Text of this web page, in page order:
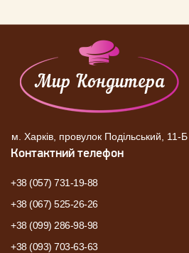
м. Харків, провулок Подільський, 11-Б
Контактний телефон
+38 (057) 731-19-88
+38 (067) 525-26-26
+38 (099) 286-98-98
+38 (093) 703-63-63